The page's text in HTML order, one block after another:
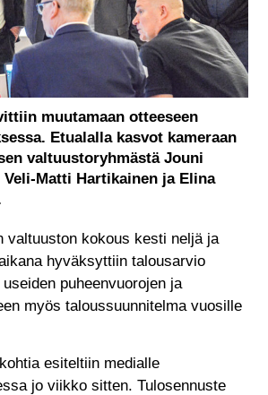
muutamaan otteeseen
Etualalla kasvot kameraan
valtuustoryhmästä Jouni
Veli-Matti Hartikainen ja Elina
valtuuston kokous kesti neljä ja
hyväksyttiin talousarvio
puheenvuorojen ja
myös taloussuunnitelma vuosille
esiteltiin medialle
jo viikko sitten. Tulosennuste